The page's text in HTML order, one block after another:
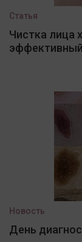
Статья
Чистка лица
Новость
День